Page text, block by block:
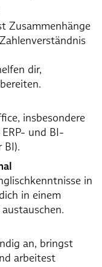
Zusammenhänge
dir,
insbesondere
und BI-
BI).
in
in einem
an, bringst
arbeitest